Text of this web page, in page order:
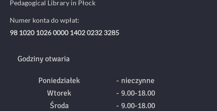
Pedagogical Library in Płock
Numer konta do wpłat:
98 1020 1026 0000 1402 0232 3285
Godziny otwaria
Poniedziałek
Wtorek
Środa
- nieczynne
- 9.00-18.00
- 9.00-18.00